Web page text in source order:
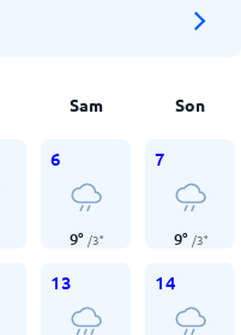
Sam Son
6
9° /3°
7
9° /3°
13 14